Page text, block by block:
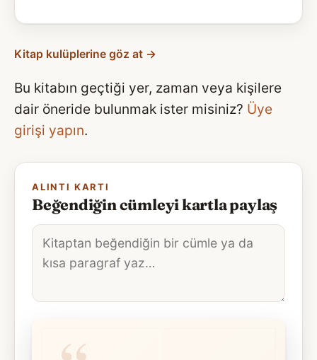
Kitap kulüplerine göz at →
Bu kitabın geçtiği yer, zaman veya kişilere
dair öneride bulunmak ister misiniz? Üye
girişi yapın.
ALINTI KARTI
Beğendiğin cümleyi kartla paylaş
Alıntı
metni